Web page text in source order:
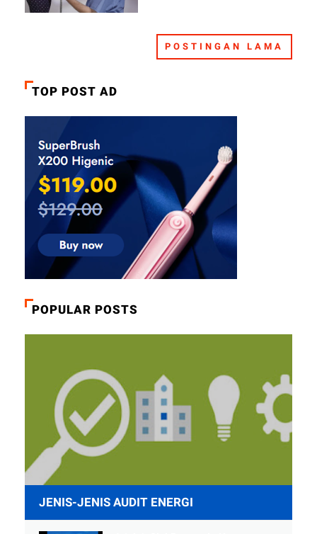
POSTINGAN LAMA
TOP POST AD
POPULAR POSTS
JENIS-JENIS AUDIT ENERGI